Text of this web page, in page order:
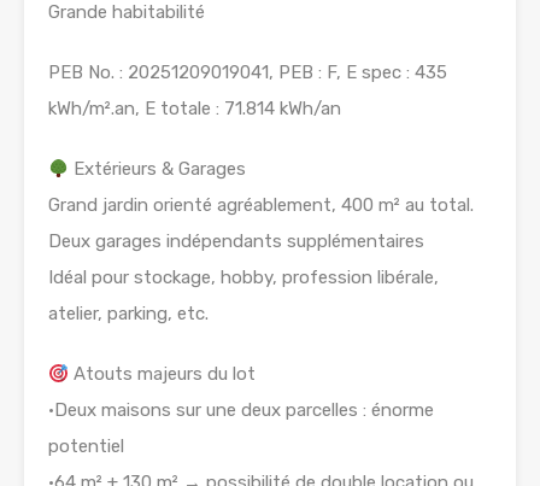
Grande habitabilité
PEB No. : 20251209019041, PEB : F, E spec : 435
kWh/m².an, E totale : 71.814 kWh/an
Extérieurs & Garages
Grand jardin orienté agréablement, 400 m² au total.
Deux garages indépendants supplémentaires
Idéal pour stockage, hobby, profession libérale,
atelier, parking, etc.
Atouts majeurs du lot
•Deux maisons sur une deux parcelles : énorme
potentiel